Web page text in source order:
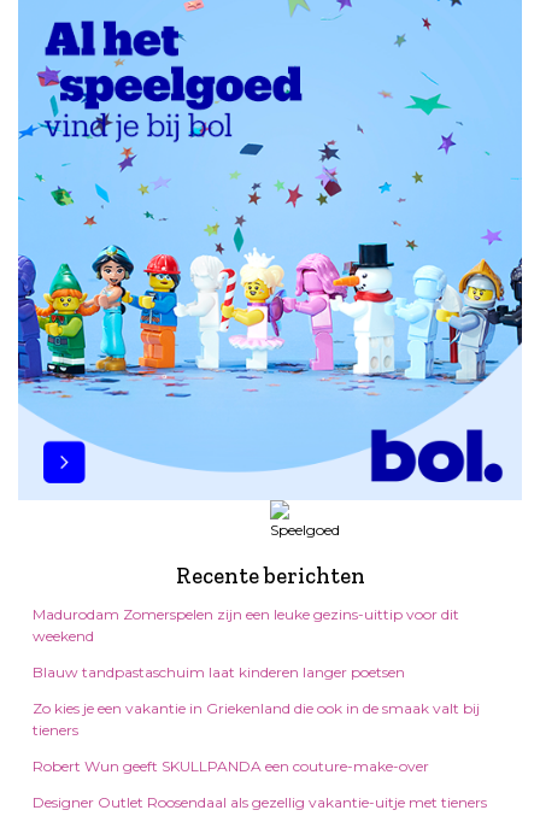
Recente berichten
Madurodam Zomerspelen zijn een leuke gezins-uittip voor dit
weekend
Blauw tandpastaschuim laat kinderen langer poetsen
Zo kies je een vakantie in Griekenland die ook in de smaak valt bij
tieners
Robert Wun geeft SKULLPANDA een couture-make-over
Designer Outlet Roosendaal als gezellig vakantie-uitje met tieners